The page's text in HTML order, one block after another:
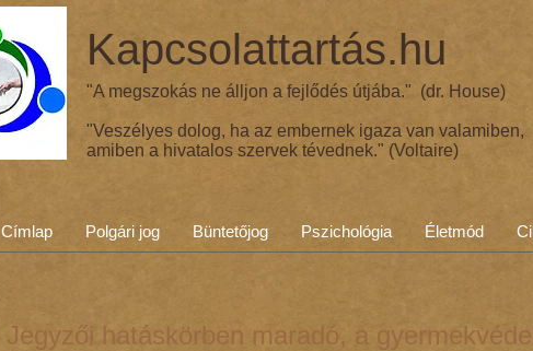
Kapcsolattartás.hu
"A megszokás ne álljon a fejlődés útjába." (dr. House)
"Veszélyes dolog, ha az embernek igaza van valamiben,
amiben a hivatalos szervek tévednek." (Voltaire)
Címlap Polgári jog Büntetőjog Pszichológia Életmód
Jegyzői hatáskörben maradó, a